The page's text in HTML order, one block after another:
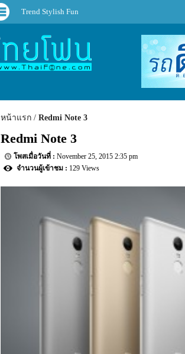
Trend Stylish Fun
หน้าแรก Redmi Note 3
Redmi Note 3
November 25, 2015 2:35 pm
129 Views